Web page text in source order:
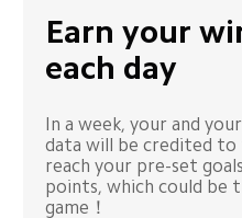
Earn your
each day
In a week, your and
data will be credited to
reach your pre-set
points, which could be
game！